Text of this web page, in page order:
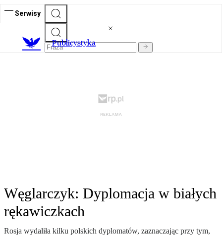
Serwisy
Publicystyka
Węglarczyk: Dyplomacja w białych
rękawiczkach
Rosja wydaliła kilku polskich dyplomatów, zaznaczając przy tym,